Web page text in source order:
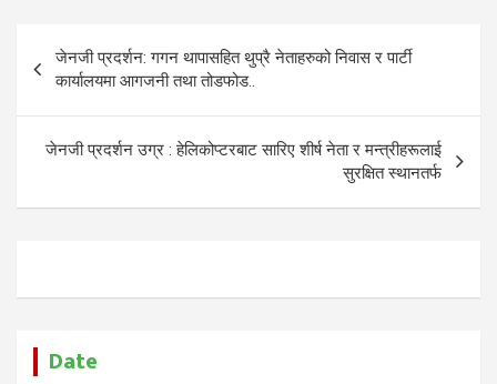
Post
navigation
जेनजी प्रदर्शन: गगन थापासहित थुप्रै नेताहरुको निवास र पार्टी
कार्यालयमा आगजनी तथा तोडफोड..
जेनजी प्रदर्शन उग्र : हेलिकोप्टरबाट सारिए शीर्ष नेता र मन्त्रीहरूलाई
सुरक्षित स्थानतर्फ
Date